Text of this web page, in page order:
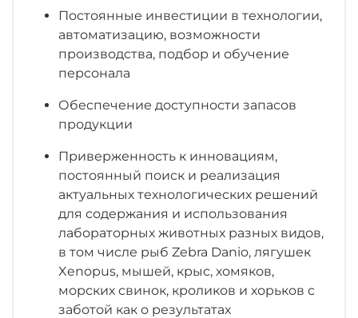
бактерий ≥ 99.9999937 %) на уровне клетки
газов, а также защиту при проведении
процедур или в случае отключения
Нейлоновая прокладка и защелки:
уплотнитель между корпусом клетки и
Непроникающие форсунки для
предотвращения кросс-контаминации.
Высокоэффективные сухие воздушные
фильтры HEPA приточно-вытяжной
установки, протестированные
диоктилфталатом, обеспечивают высокий
уровень защиты от бактерий, вирусов и
аллергенов
Постоянные инвестиции в технологии,
автоматизацию, возможности
производства, подбор и обучение
персонала
Обеспечение доступности запасов
продукции
Приверженность к инновациям,
постоянный поиск и реализация
актуальных технологических решений
для содержания и использования
лабораторных животных разных видов,
в том числе рыб Zebra Danio, лягушек
Xenopus, мышей, крыс, хомяков,
морских свинок, кроликов и хорьков с
заботой как о результатах